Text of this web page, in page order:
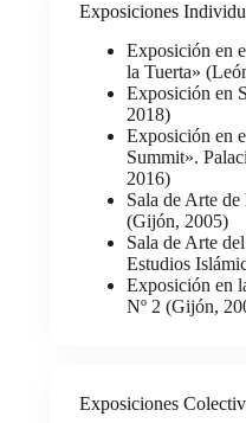
Exposiciones
Exposición en
la Tuerta»
Exposición en
2018)
Exposición en
Summit».
2016)
Sala de Arte
(Gijón, 2005)
Sala de Arte
Estudios
Exposición en
Nº 2 (Gijón,
Exposiciones